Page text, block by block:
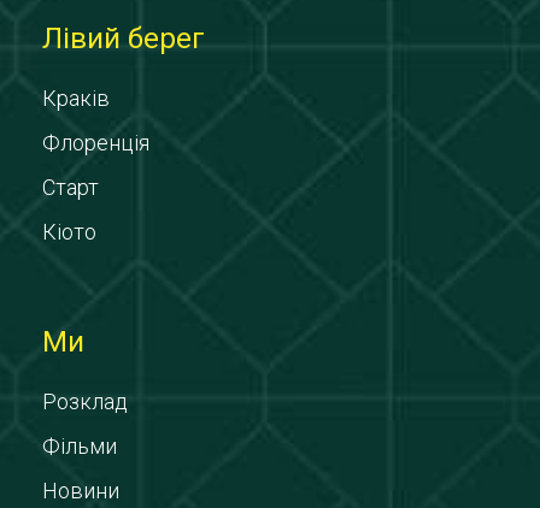
Лівий берег
Краків
Флоренція
Старт
Кіото
Ми
Розклад
Фільми
Новини